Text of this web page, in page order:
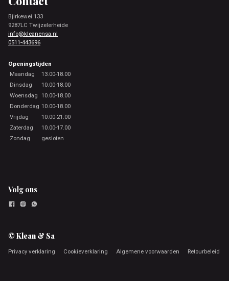
Bjirkewei 133
9287LC Twijzelerheide
info@kleanensa.nl
0511-443696
Openingstijden
Maandag
13.00-18.00
Dinsdag
10.00-18.00
Woensdag 10.00-18.00
Donderdag 10.00-18.00
Vrijdag
10.00-21.00
Zaterdag
10.00-17.00
Zondag
gesloten
Volg ons
© Klean & Sa
Privacy verklaring Cookieverklaring Algemene voorwaarden Retourbeleid